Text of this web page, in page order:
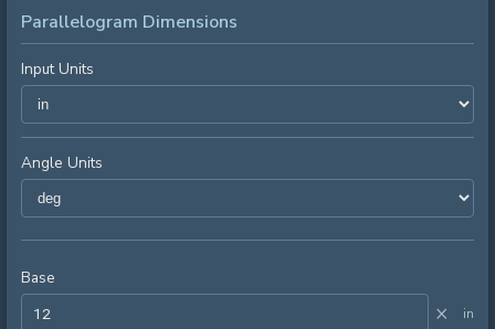
Parallelogram Dimensions
Input Units
Angle Units
Base
× in